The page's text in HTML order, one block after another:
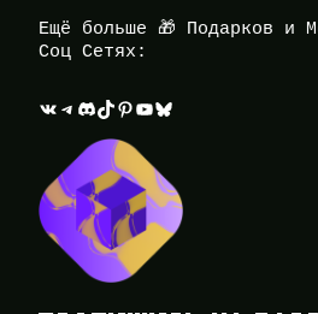
Ещё больше 🎁 Подарков и
Соц Сетях:
ВКонтакте Telegram Discord TikTok Pinterest YouTube Bluesky